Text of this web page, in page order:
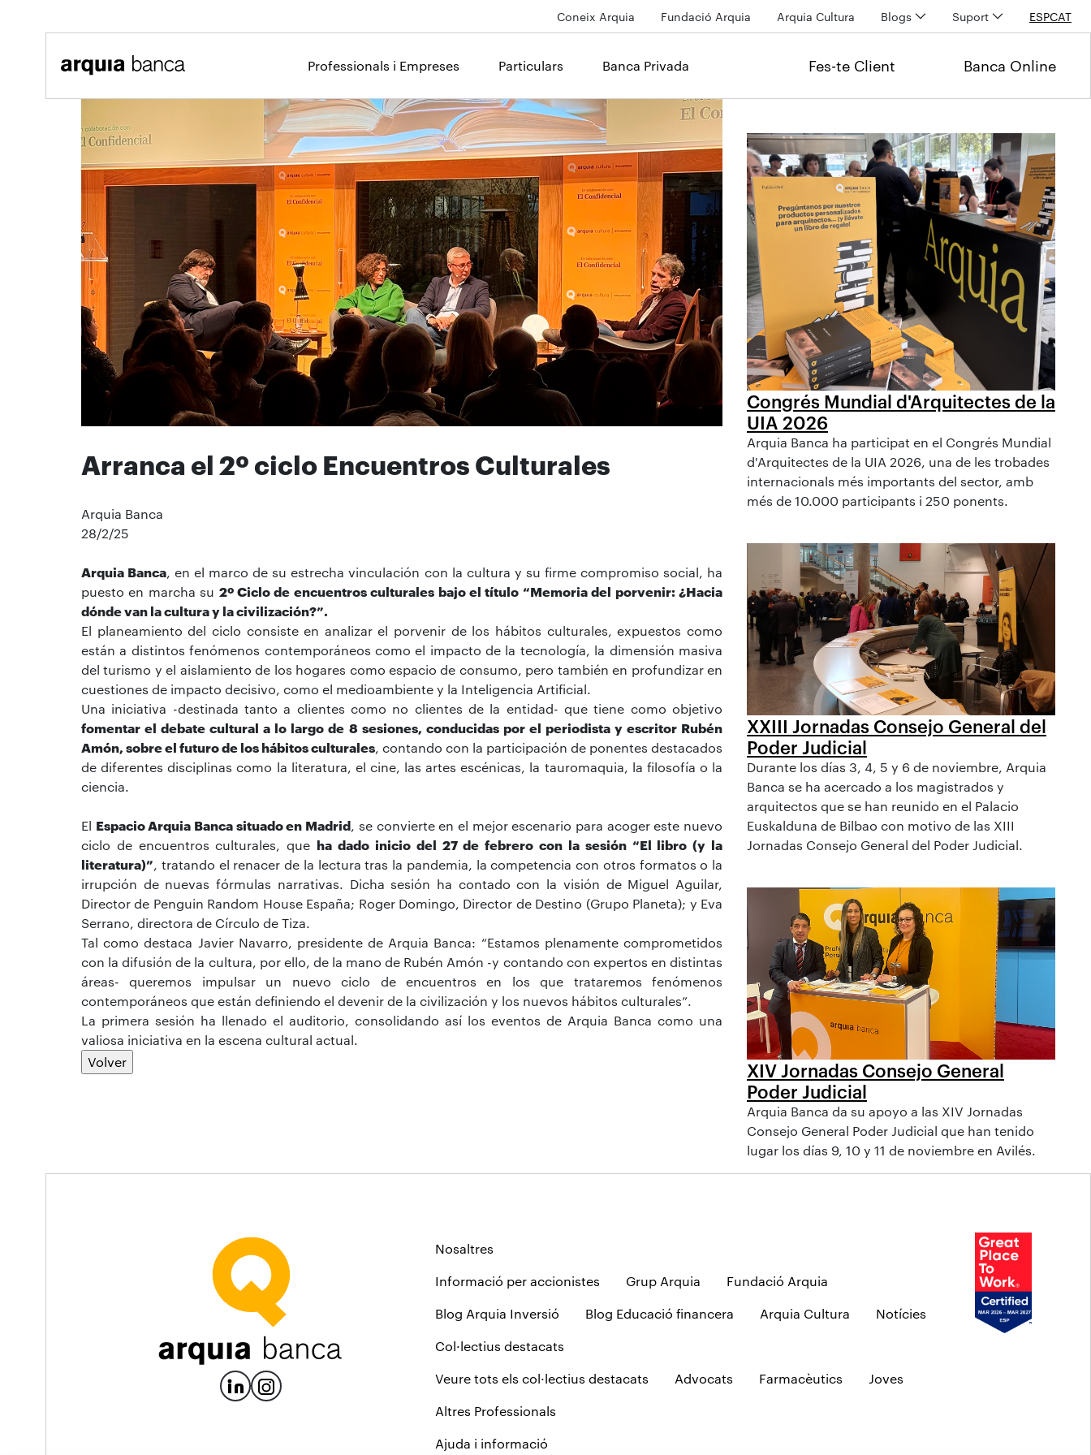
Coneix Arquia Fundació Arquia Arquia Cultura Blogs Suport ESPCAT
Professionals i Empreses Particulars Banca Privada Fes-te Client Banca Online
Arranca el 2º ciclo Encuentros Culturales
Arquia Banca
28/2/25
Arquia Banca, en el marco de su estrecha vinculación con la cultura y su firme compromiso social, ha
puesto en marcha su 2º Ciclo de encuentros culturales bajo el título “Memoria del porvenir: ¿Hacia
dónde van la cultura y la civilización?”.
El planeamiento del ciclo consiste en analizar el porvenir de los hábitos culturales, expuestos como
están a distintos fenómenos contemporáneos como el impacto de la tecnología, la dimensión masiva
del turismo y el aislamiento de los hogares como espacio de consumo, pero también en profundizar en
cuestiones de impacto decisivo, como el medioambiente y la Inteligencia Artificial.
Una iniciativa -destinada tanto a clientes como no clientes de la entidad- que tiene como objetivo
fomentar el debate cultural a lo largo de 8 sesiones, conducidas por el periodista y escritor Rubén
Amón, sobre el futuro de los hábitos culturales, contando con la participación de ponentes destacados
de diferentes disciplinas como la literatura, el cine, las artes escénicas, la tauromaquia, la filosofía o la
ciencia.
El Espacio Arquia Banca situado en Madrid, se convierte en el mejor escenario para acoger este nuevo
ciclo de encuentros culturales, que ha dado inicio del 27 de febrero con la sesión “El libro (y la
literatura)”, tratando el renacer de la lectura tras la pandemia, la competencia con otros formatos o la
irrupción de nuevas fórmulas narrativas. Dicha sesión ha contado con la visión de Miguel Aguilar,
Director de Penguin Random House España; Roger Domingo, Director de Destino (Grupo Planeta); y Eva
Serrano, directora de Círculo de Tiza.
Tal como destaca Javier Navarro, presidente de Arquia Banca: “Estamos plenamente comprometidos
con la difusión de la cultura, por ello, de la mano de Rubén Amón -y contando con expertos en distintas
áreas- queremos impulsar un nuevo ciclo de encuentros en los que trataremos fenómenos
contemporáneos que están definiendo el devenir de la civilización y los nuevos hábitos culturales”.
La primera sesión ha llenado el auditorio, consolidando así los eventos de Arquia Banca como una
valiosa iniciativa en la escena cultural actual.
Volver
Congrés Mundial d'Arquitectes de la
UIA 2026
Arquia Banca ha participat en el Congrés Mundial
d'Arquitectes de la UIA 2026, una de les trobades
internacionals més importants del sector, amb
més de 10.000 participants i 250 ponents.
XXIII Jornadas Consejo General del
Poder Judicial
Durante los días 3, 4, 5 y 6 de noviembre, Arquia
Banca se ha acercado a los magistrados y
arquitectos que se han reunido en el Palacio
Euskalduna de Bilbao con motivo de las XIII
Jornadas Consejo General del Poder Judicial.
XIV Jornadas Consejo General
Poder Judicial
Arquia Banca da su apoyo a las XIV Jornadas
Consejo General Poder Judicial que han tenido
lugar los días 9, 10 y 11 de noviembre en Avilés.
Nosaltres
Informació per accionistes Grup Arquia Fundació Arquia
Blog Arquia Inversió Blog Educació financera Arquia Cultura Notícies
Col·lectius destacats
Veure tots els col·lectius destacats Advocats Farmacèutics Joves
Altres Professionals
Ajuda i informació